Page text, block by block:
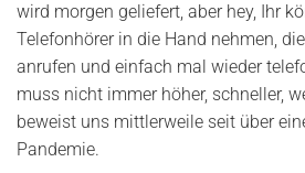
wird morgen geliefert, aber hey, Ihr
Telefonhörer in die Hand nehmen,
anrufen und einfach mal wieder
muss nicht immer höher, schneller,
beweist uns mittlerweile seit über
Pandemie.